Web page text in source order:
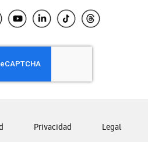
Ecuador
El Salvador
Guatemala
Honduras
Nicaragua
Venezuela
Privacidad Legal